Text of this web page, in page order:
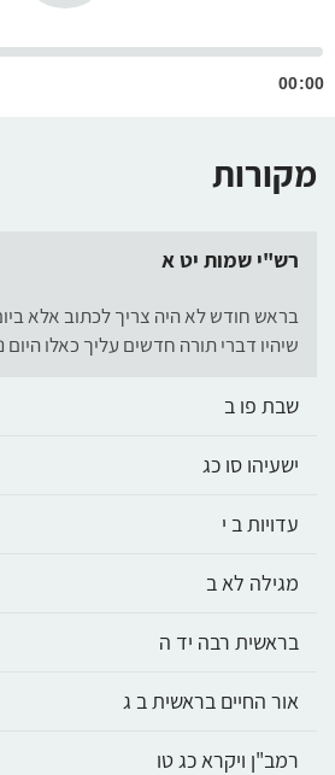
00:00
מקורות
רש"י שמות יט א
בראש חודש לא היה צריך לכתוב אלא
שיהיו דברי תורה חדשים עליך כאלו היום
שבת פו ב
ישעיהו סו כג
עדויות ב י
מגילה לא ב
בראשית רבה יד ה
אור החיים בראשית ב ג
רמב"ן ויקרא כג טו